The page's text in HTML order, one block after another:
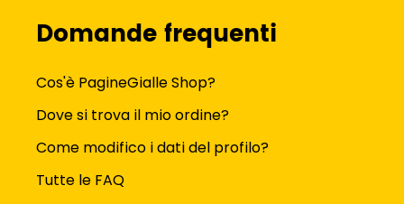
Domande frequenti
Cos'è PagineGialle Shop?
Dove si trova il mio ordine?
Come modifico i dati del profilo?
Tutte le FAQ